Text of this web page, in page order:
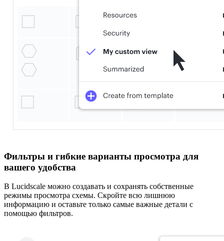
Фильтры и гибкие варианты просмотра для
вашего удобства
В Lucidscale можно создавать и сохранять собственные
режимы просмотра схемы. Скройте всю лишнюю
информацию и оставьте только самые важные детали с
помощью фильтров.